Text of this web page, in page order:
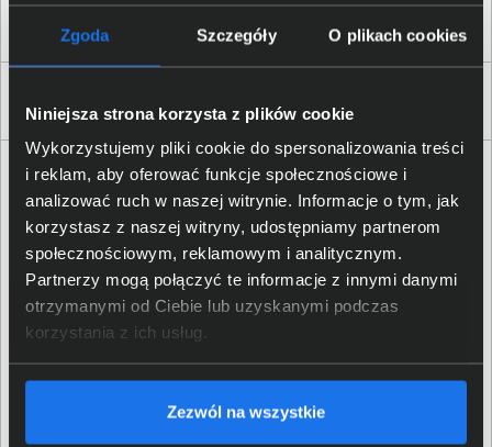
Zgoda Szczegóły O plikach cookies
Niniejsza strona korzysta z plików cookie
Wykorzystujemy pliki cookie do spersonalizowania treści
i reklam, aby oferować funkcje społecznościowe i
analizować ruch w naszej witrynie. Informacje o tym, jak
korzystasz z naszej witryny, udostępniamy partnerom
społecznościowym, reklamowym i analitycznym.
Partnerzy mogą połączyć te informacje z innymi danymi
otrzymanymi od Ciebie lub uzyskanymi podczas
korzystania z ich usług.
Zezwól na wszystkie
netto: 186,99 zł
Ranking słuchawek do wideokonferencji
HP Poly Blackwire 3315 - Lipiec 2026
1. Słuchawki przewodowe HP Poly
Blackwire 3315 Mono USB-C + Adapter
USB-C/A -8X217AA
HP Blackwire 3315 to słuchawki Nauszne. Przewodowa
łączność jest główną metodą ich komunikacji z
jest kolorem dominującym tego produktu.